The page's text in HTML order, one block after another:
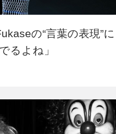
の“言葉の表現”に
るよね」